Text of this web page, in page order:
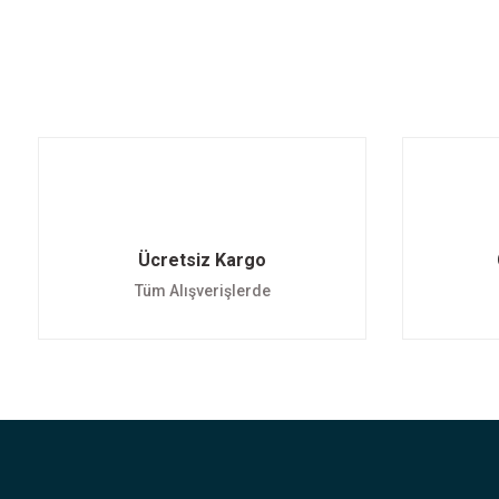
Ücretsiz Kargo
Tüm Alışverişlerde